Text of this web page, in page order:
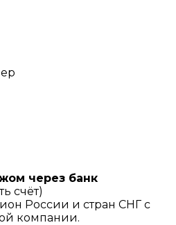
через банк
счёт)
России и стран СНГ с
компании.